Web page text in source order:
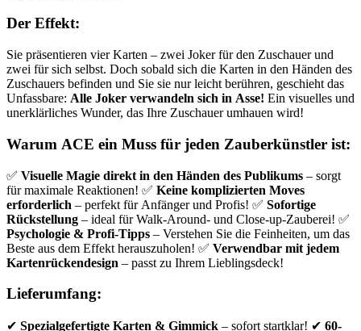
Der Effekt:
Sie präsentieren vier Karten – zwei Joker für den Zuschauer und
zwei für sich selbst. Doch sobald sich die Karten in den Händen des
Zuschauers befinden und Sie sie nur leicht berühren, geschieht das
Unfassbare: Alle Joker verwandeln sich in Asse! Ein visuelles und
unerklärliches Wunder, das Ihre Zuschauer umhauen wird!
Warum ACE ein Muss für jeden Zauberkünstler ist:
✅ Visuelle Magie direkt in den Händen des Publikums – sorgt
für maximale Reaktionen! ✅ Keine komplizierten Moves
erforderlich – perfekt für Anfänger und Profis! ✅ Sofortige
Rückstellung – ideal für Walk-Around- und Close-up-Zauberei! ✅
Psychologie & Profi-Tipps – Verstehen Sie die Feinheiten, um das
Beste aus dem Effekt herauszuholen! ✅ Verwendbar mit jedem
Kartenrückendesign – passt zu Ihrem Lieblingsdeck!
Lieferumfang:
✔ Spezialgefertigte Karten & Gimmick – sofort startklar! ✔ 60-